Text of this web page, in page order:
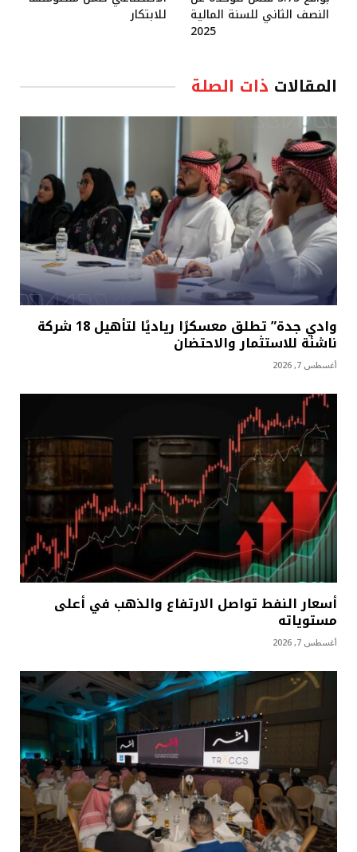
النصف الثاني للسنة المالية
2025
للابتكار
المقالات ذات الصلة
وادي جدة” تطلق معسكرًا رياديًا لتأهيل 18 شركة
ناشئة للاستثمار والاحتضان
أغسطس 7, 2026
أسعار النفط تواصل الارتفاع والذهب في أعلى
مستوياته
أغسطس 7, 2026